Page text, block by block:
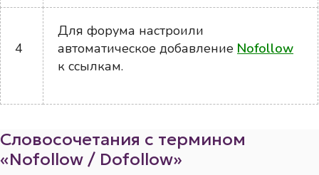
4
Для форума настроили
автоматическое добавление Nofollow
к ссылкам.
Словосочетания с термином
«Nofollow / Dofollow»